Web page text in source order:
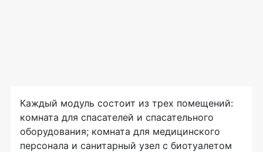
Каждый модуль состоит из трех помещений:
комната для спасателей и спасательного
оборудования; комната для медицинского
персонала и санитарный узел с биотуалетом